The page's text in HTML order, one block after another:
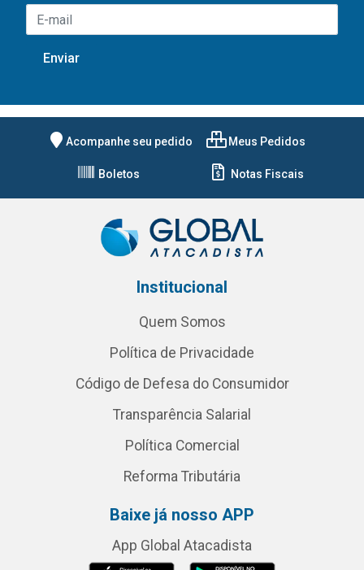
Acompanhe seu pedido Meus Pedidos
Boletos Notas Fiscais
Institucional
Quem Somos
Política de Privacidade
Código de Defesa do Consumidor
Transparência Salarial
Política Comercial
Reforma Tributária
Baixe já nosso APP
App Global Atacadista